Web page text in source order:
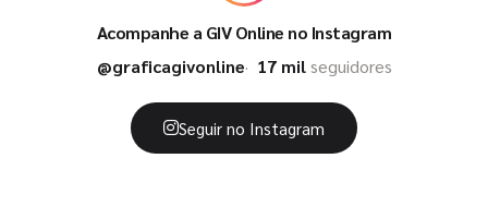
Acompanhe a GIV Online no Instagram
@graficagivonline
17 milseguidores
Seguir no Instagram